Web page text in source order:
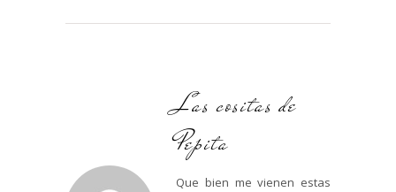
Las cositas de
Pepita
Que bien me vienen estas